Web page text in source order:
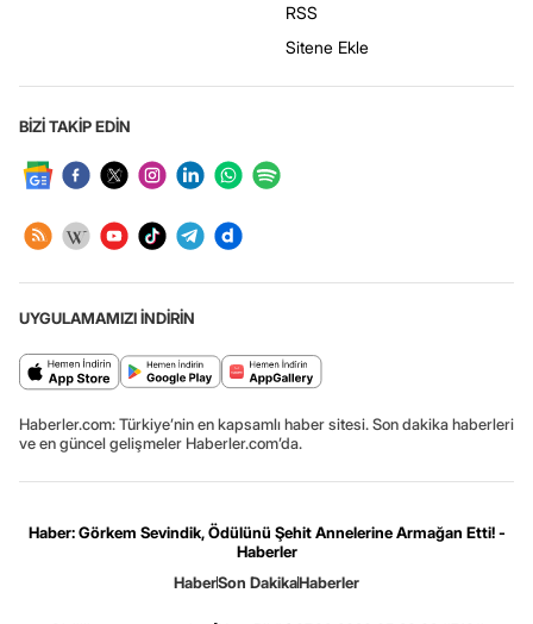
RSS
Sitene Ekle
BİZİ TAKİP EDİN
UYGULAMAMIZI İNDİRİN
Haberler.com: Türkiye’nin en kapsamlı haber sitesi. Son dakika haberleri
ve en güncel gelişmeler Haberler.com’da.
Haber: Görkem Sevindik, Ödülünü Şehit Annelerine Armağan Etti! -
Haberler
HaberSon DakikaHaberler